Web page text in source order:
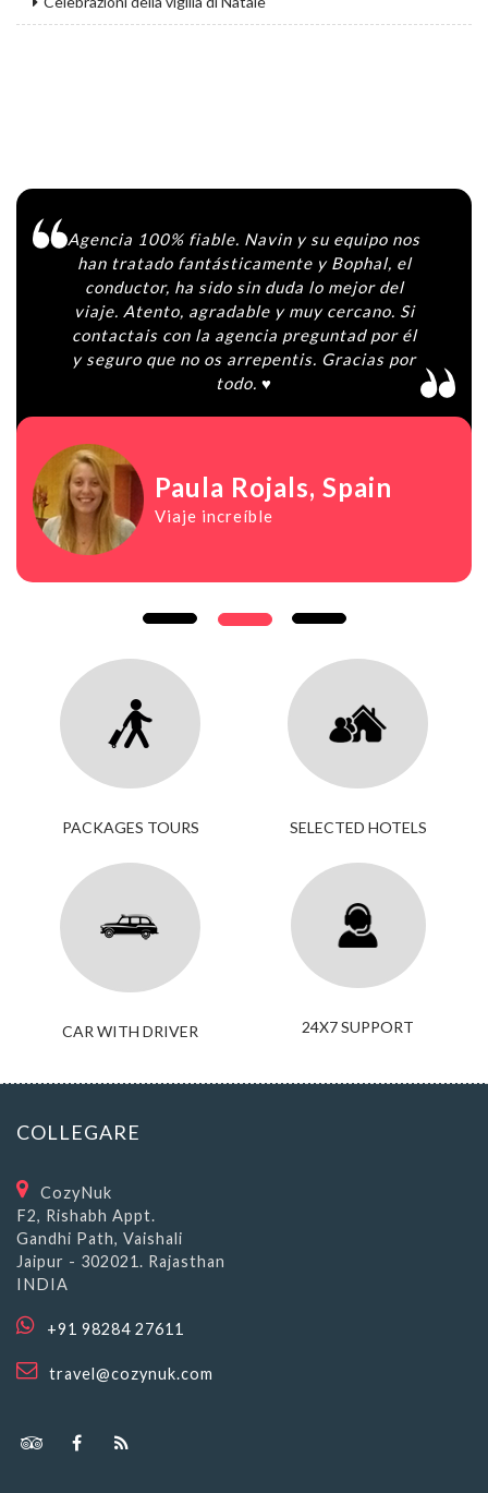
Agencia 100% fiable. Navin y su equipo nos
han tratado fantásticamente y Bophal, el
conductor, ha sido sin duda lo mejor del
viaje. Atento, agradable y muy cercano. Si
contactais con la agencia preguntad por él
y seguro que no os arrepentis. Gracias por
todo. ♥️
Paula Rojals, Spain
Viaje increíble
PACKAGES TOURS SELECTED HOTELS
CAR WITH DRIVER 24X7 SUPPORT
COLLEGARE
CozyNuk
F2, Rishabh Appt.
Gandhi Path, Vaishali
Jaipur - 302021. Rajasthan
INDIA
+91 98284 27611
travel@cozynuk.com